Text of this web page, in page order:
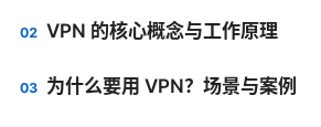
VPN 的核心概念与工作原理
为什么要用 VPN？场景与案例